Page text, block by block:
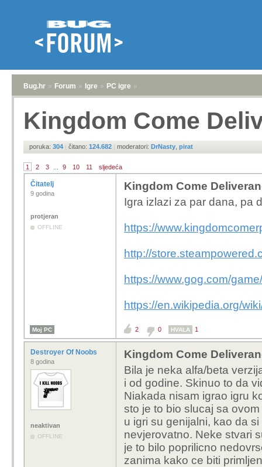
Bug.hr » Forum » Igre » PC igre »
Kingdom Come
poruka: 304 | čitano: 124.682 | moderatori: DrNasty pirat
1 2 3 9 10 11 sljedeća
Čitatelj
9 godina
protjeran
OFFLINE
Kingdom Come
Igra izlazi za par dana, pa
https://
http://
https://www.gog.com/
https://en.wikipedia.org/
Moj PC 2 0 HVALA 1
Destroyer Of Noobs
8 godina
neaktivan
OFFLINE
Kingdom Come
Bila je neka alfa/beta
i od godine. Skinuo to da
Niakada nisam igrao igru
sto je to bio slucaj sa
u igri su genijalni, kao da
nevjerovatno. Neke stvari
je to bilo poprilicno
zanima kako ce biti